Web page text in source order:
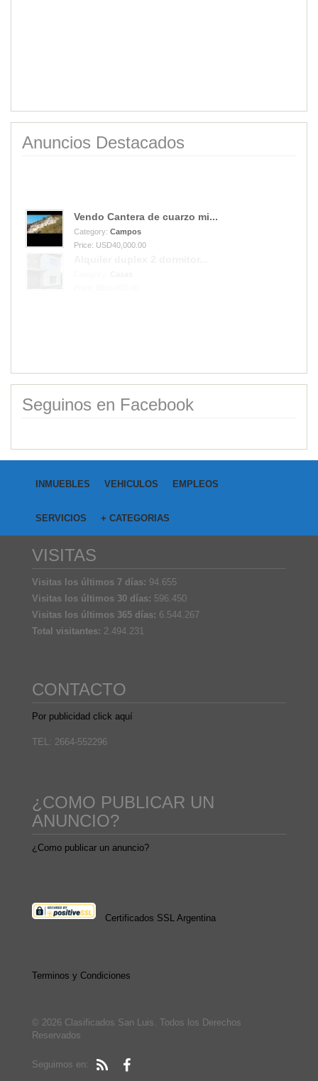
Anuncios Destacados
Alquiler duplex 2 dormitor...
Category: Casas
Price: $850,000.00
Seguinos en Facebook
INMUEBLES VEHICULOS EMPLEOS
SERVICIOS + CATEGORIAS
VISITAS
Visitas los últimos 7 días: 94.655
Visitas los últimos 30 días: 596.450
Visitas los últimos 365 días: 6.544.267
Total visitantes: 2.494.231
CONTACTO
Por publicidad click aquí
TEL: 2664-552296
¿COMO PUBLICAR UN
ANUNCIO?
¿Como publicar un anuncio?
Certificados SSL Argentina
Terminos y Condiciones
© 2026 Clasificados San Luis. Todos los Derechos
Reservados
Seguimos en: